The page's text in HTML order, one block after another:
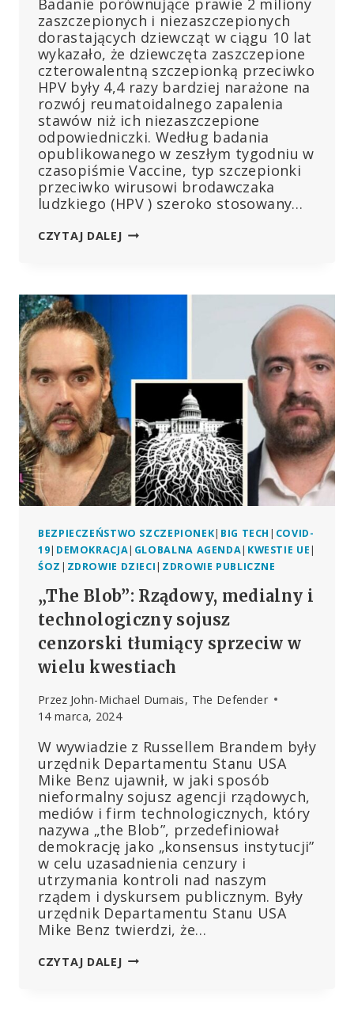
Badanie porównujące prawie 2 miliony
zaszczepionych i niezaszczepionych
dorastających dziewcząt w ciągu 10 lat
wykazało, że dziewczęta zaszczepione
czterowalentną szczepionką przeciwko
HPV były 4,4 razy bardziej narażone na
rozwój reumatoidalnego zapalenia
stawów niż ich niezaszczepione
odpowiedniczki. Według badania
opublikowanego w zeszłym tygodniu w
czasopiśmie Vaccine, typ szczepionki
przeciwko wirusowi brodawczaka
ludzkiego (HPV ) szeroko stosowany…
CZYTAJ DALEJ„OSZAŁAMIAJĄCE
CHOROBAMI
AUTOIMMUNOLOGICZNYMI
BEZPIECZEŃSTWO SZCZEPIONEK| BIG TECH | COVID-
19| DEMOKRACJA| GLOBALNA AGENDA| KWESTIE UE|
ŚOZ | ZDROWIE DZIECI| ZDROWIE PUBLICZNE
„The Blob”: Rządowy, medialny i
technologiczny sojusz
cenzorski tłumiący sprzeciw w
wielu kwestiach
Przez John-Michael Dumais, The Defender
14 marca, 2024
W wywiadzie z Russellem Brandem były
urzędnik Departamentu Stanu USA
Mike Benz ujawnił, w jaki sposób
nieformalny sojusz agencji rządowych,
mediów i firm technologicznych, który
nazywa „the Blob”, przedefiniował
demokrację jako „konsensus instytucji”
w celu uzasadnienia cenzury i
utrzymania kontroli nad naszym
rządem i dyskursem publicznym. Były
urzędnik Departamentu Stanu USA
Mike Benz twierdzi, że…
CZYTAJ DALEJ„THE